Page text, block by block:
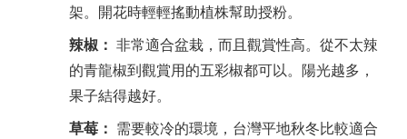
架。開花時輕輕搖動植株幫助授粉。
辣椒： 非常適合盆栽，而且觀賞性高。從不太辣
的青龍椒到觀賞用的五彩椒都可以。陽光越多，
果子結得越好。
草莓： 需要較冷的環境，台灣平地秋冬比較適合